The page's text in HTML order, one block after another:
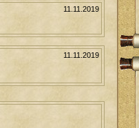
11.11.2019
11.11.2019